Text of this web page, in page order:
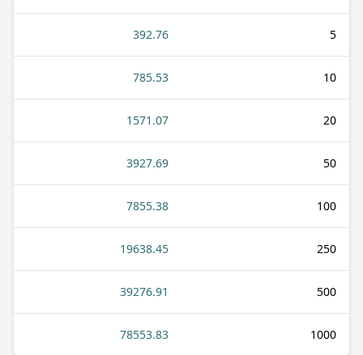
5
392.76
10
785.53
20
1571.07
50
3927.69
100
7855.38
250
19638.45
500
39276.91
1000
78553.83